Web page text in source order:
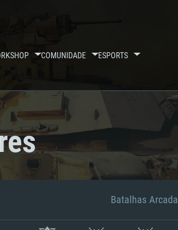
COMUNIDADE ESPORTS
Batalhas Arcada